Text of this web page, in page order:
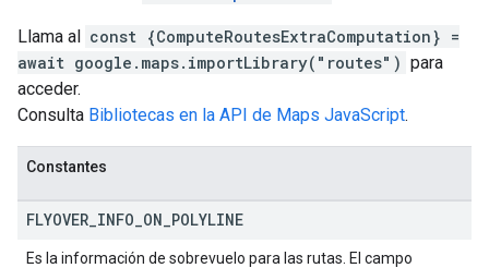
Llama al const {ComputeRoutesExtraComputation} =
await google.maps.importLibrary("routes") para
acceder.
Consulta Bibliotecas en la API de Maps JavaScript.
Constantes
FLYOVER INFO ON POLYLINE
Es la información de sobrevuelo para las rutas. El campo